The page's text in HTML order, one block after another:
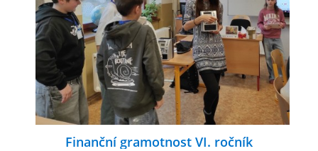
Finanční gramotnost VI. ročník